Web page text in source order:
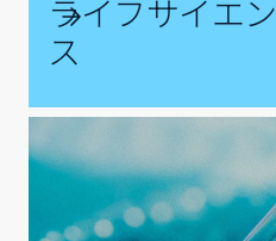
ライフサイエン
ス